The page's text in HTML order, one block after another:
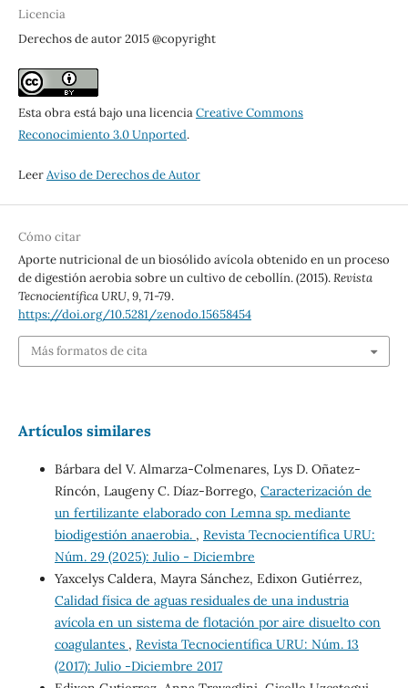
Licencia
Derechos de autor 2015 @copyright
Esta obra está bajo una licenciaCreative Commons
Reconocimiento 3.0 Unported.
LeerAviso de Derechos de Autor
Cómo citar
Aporte nutricional de un biosólido avícola obtenido en un proceso
de digestión aerobia sobre un cultivo de cebollín. (2015).Revista
Tecnocientífica URU,9, 71-79.
https://doi.org/10.5281/zenodo.15658454
Más formatos de cita
Artículos similares
Bárbara del V. Almarza-Colmenares, Lys D. Oñatez-
Ríncón, Laugeny C. Díaz-Borrego, Caracterización de
un fertilizante elaborado con Lemna sp. mediante
biodigestión anaerobia. , Revista Tecnocientífica URU:
Núm. 29 (2025): Julio - Diciembre
Yaxcelys Caldera, Mayra Sánchez, Edixon Gutiérrez,
Calidad física de aguas residuales de una industria
avícola en un sistema de flotación por aire disuelto con
coagulantes , Revista Tecnocientífica URU: Núm. 13
(2017): Julio -Diciembre 2017